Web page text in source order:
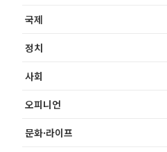
국제
정치
사회
오피니언
문화·라이프